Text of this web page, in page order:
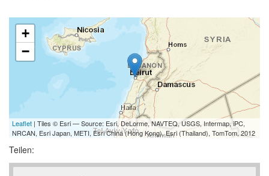
+
−
Leaflet | Tiles © Esri — Source: Esri, DeLorme, NAVTEQ, USGS, Intermap, iPC,
NRCAN, Esri Japan, METI, Esri China (Hong Kong), Esri (Thailand), TomTom, 2012
Teilen: